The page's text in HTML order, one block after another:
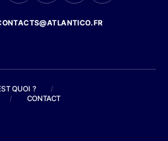
QUOI ?
/
/ CONTACT